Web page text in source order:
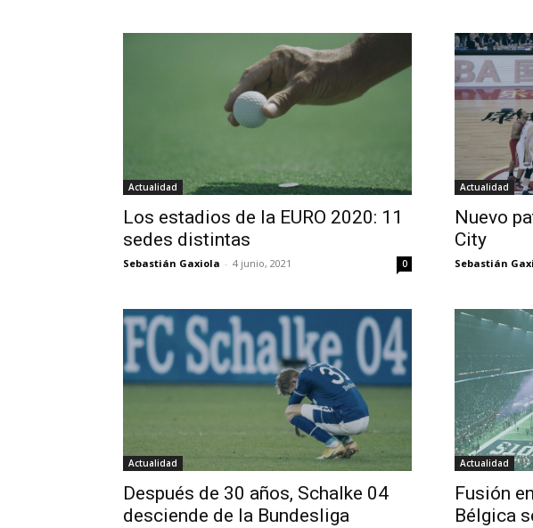
Actualidad
Los estadios de la EURO 2020: 11
sedes distintas
Sebastián Gaxiola - 4 junio, 2021 0
Actualidad
Nuevo
City
Sebastián
Actualidad
Después de 30 años, Schalke 04
desciende de la Bundesliga
Actualidad
Fusión
Bélgica